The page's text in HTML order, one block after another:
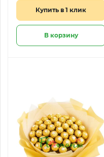
Купить в 1 клик
В корзину